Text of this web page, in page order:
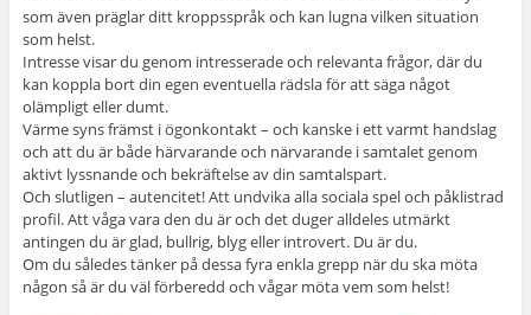
som även präglar ditt kroppsspråk och kan lugna vilken situation
som helst.
Intresse visar du genom intresserade och relevanta frågor, där du
kan koppla bort din egen eventuella rädsla för att säga något
olämpligt eller dumt.
Värme syns främst i ögonkontakt – och kanske i ett varmt handslag
och att du är både härvarande och närvarande i samtalet genom
aktivt lyssnande och bekräftelse av din samtalspart.
Och slutligen – autencitet! Att undvika alla sociala spel och påklistrad
profil. Att våga vara den du är och det duger alldeles utmärkt
antingen du är glad, bullrig, blyg eller introvert. Du är du.
Om du således tänker på dessa fyra enkla grepp när du ska möta
någon så är du väl förberedd och vågar möta vem som helst!